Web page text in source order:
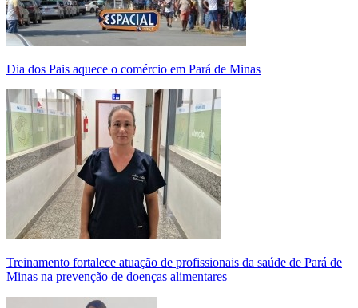
Dia dos Pais aquece o comércio em Pará de Minas
Treinamento fortalece atuação de profissionais da saúde de Pará de
Minas na prevenção de doenças alimentares